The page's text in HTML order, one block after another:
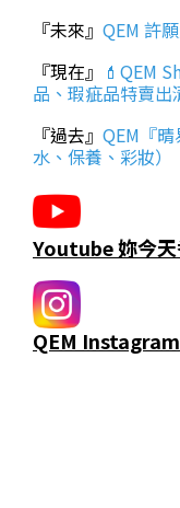
『未來』 QEM 許
『現在』 💄QEM
品、瑕疵品特賣出
『過去』 QEM『
水、保養、彩妝）
Youtube 妳今天
QEM Instagram